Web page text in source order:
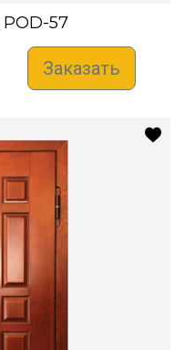
POD-57
Заказать